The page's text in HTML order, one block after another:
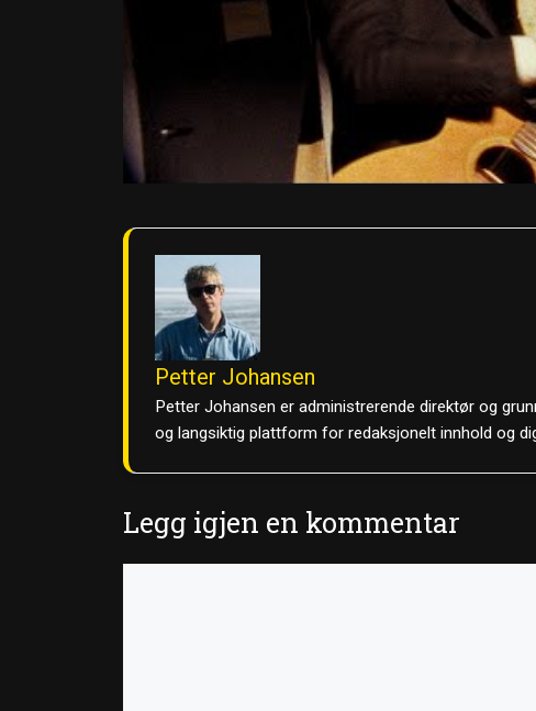
Petter Johansen
Petter Johansen er administrerende direktør og
og langsiktig plattform for redaksjonelt innhold og
Legg igjen en kommentar